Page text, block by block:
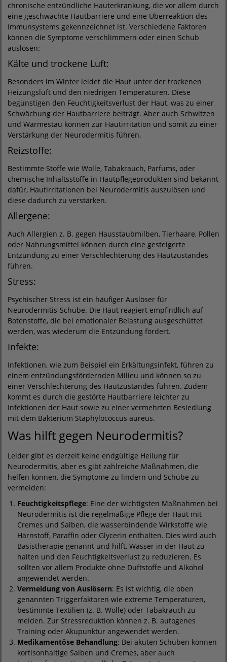
chronische entzündliche Hauterkrankung, die vor allem durch
eine geschwächte Hautbarriere und eine Überreaktion des
Immunsystems gekennzeichnet ist. Verschiedene Faktoren
können die Symptome verschlimmern oder einen Schub
auslösen:
Kälte und trockene Luft:
Besonders im Winter leidet die Haut unter der trockenen
Heizungsluft und den niedrigen Temperaturen. Diese
begünstigen den Feuchtigkeitsverlust der Haut, was zu einer
Schwächung der Hautbarriere beiträgt. Aber auch Schwitzen
und Wärmestau können zur Hautirritation und somit zu einer
Verstärkung der Neurodermitis führen.
Reizstoffe:
Bestimmte Stoffe wie Wolle, Tabakrauch, Parfums, oder
chemische Inhaltsstoffe in Hautpflegeprodukten sind bekannt
dafür, Hautirritationen bei Neurodermitis auszulösen und
diese dadurch zu verstärken.
Allergene:
Auch Allergien z. B. gegen Hausstaubmilben, Tierhaare, Pollen
oder Nahrungsmittel können durch eine gesteigerte
Entzündung zu einer Verschlechterung des Hautzustandes
führen.
Stress:
Psychischer Stress ist ein häufiger Auslöser für
Neurodermitis-Schübe. Die Haut reagiert empfindlich auf
Botenstoffe, die bei emotionaler Belastung ausgeschüttet
werden, was wiederum die Entzündung fördert.
Infekte:
Infektionen, wie zum Beispiel ein Erkältungsinfekt, führen zu
einem entzündungsfördernden Milieu und können so zu
einer Verschlechterung des Hautzustandes führen. Zudem
kommt es durch die gestörte Hautbarriere leichter zu
Infektionen der Haut sowie zu einer vermehrten Besiedlung
mit dem Bakterium Staphylococcus aureus.
Was hilft gegen Neurodermitis?
Leider gibt es derzeit keine endgültige Heilung für
Neurodermitis, aber es gibt zahlreiche Maßnahmen, die
helfen können, die Symptome zu lindern und Schübe zu
vermeiden:
Feuchtigkeitspflege: Eine der wichtigsten Maßnahmen bei
Neurodermitis ist die regelmäßige Pflege der Haut mit
Cremes und Salben, die wasserbindende Wirkstoffe wie
Harnstoff, Paraffin oder Glycerin enthalten. Dies wird auch
Basistherapie genannt und hilft, Wasser in der Haut zu
halten und den Feuchtigkeitsverlust zu reduzieren. Es
sollten vor allem Produkte ohne Duftstoffe und Alkohol
angewendet werden.
Vermeidung von Auslösern: Es ist wichtig, die oben
genannten Triggerfaktoren wie extreme Temperaturen,
bestimmte Textilien (z. B. Wolle) oder Tabakrauch zu
meiden. Zur Stressreduktion können z. B. autogenes
Training oder Akupunktur angewendet werden.
Medikamentöse Behandlung: Bei akuten Schüben können
kortisonhaltige Salben und Cremes, aber auch